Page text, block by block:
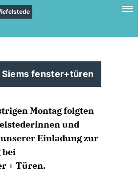
fenster+türen
Montag folgten
und
Einladung zur
bei
+ Türen.